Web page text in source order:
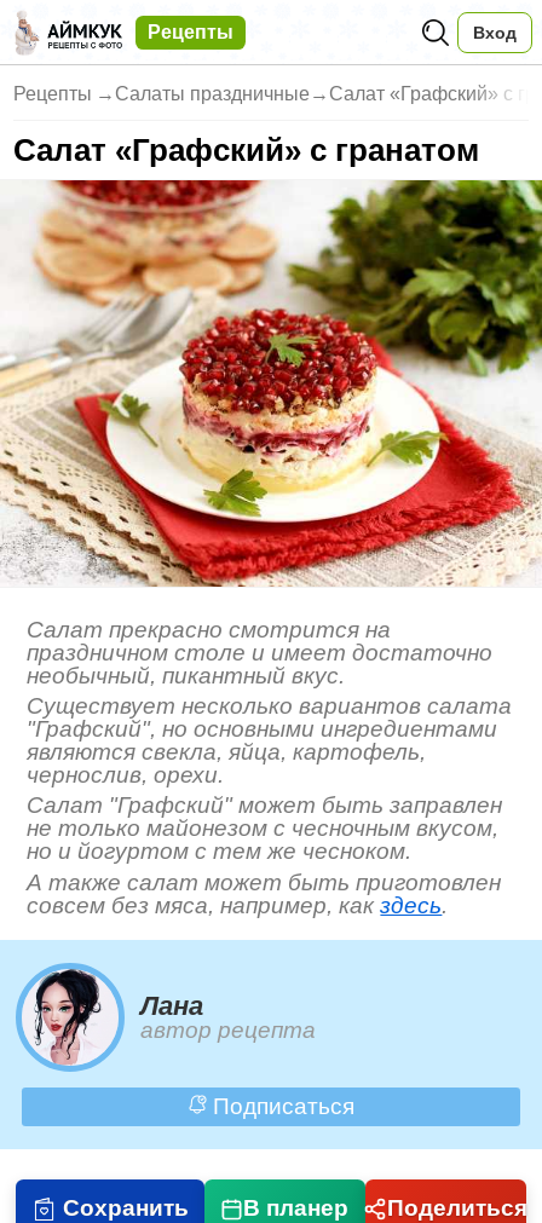
Рецепты Вход
Рецепты → Салаты праздничные → Салат «Графский» с
Салат «Графский» с гранатом
Салат прекрасно смотрится на
праздничном столе и имеет достаточно
необычный, пикантный вкус.
Существует несколько вариантов салата
"Графский", но основными ингредиентами
являются свекла, яйца, картофель,
чернослив, орехи.
Салат "Графский" может быть заправлен
не только майонезом с чесночным вкусом,
но и йогуртом с тем же чесноком.
А также салат может быть приготовлен
совсем без мяса, например, какздесь.
Лана
автор рецепта
Подписаться
Сохранить В планер Поделиться